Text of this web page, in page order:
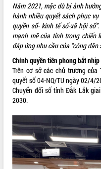
SỞ, BAN, NGÀNH
UBND CÁC XÃ, PHƯỜNG
THÔNG TIN CHỈ ĐẠO ĐIỀU HÀNH
HỆ THỐNG VĂN BẢN
VĂN BẢN HĐND TỈNH
ĐIỂM TIN VĂN BẢN
QUY HOẠCH - KẾ HOẠCH
Năm 2021, mặc dù bị ảnh
hành nhiều quyết sách phục
quyền số- kinh tế số-xã hội
mạnh mẽ của tỉnh trong chiến
đáp ứng nhu cầu của “công dân
Chính quyền tiên phong bắt nhịp
Trên cơ sở các chủ trương
quyết số 04-NQ/TU ngày 02/4/
Chuyển đổi số tỉnh Đắk Lắk
2030.